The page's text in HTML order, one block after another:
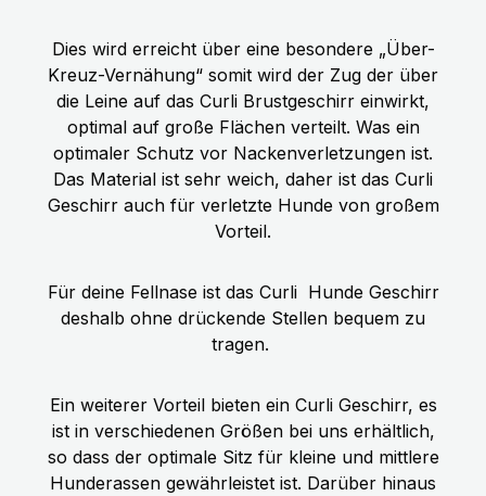
Dies wird erreicht über eine besondere „Über-
Kreuz-Vernähung“ somit wird der Zug der über
die Leine auf das Curli Brustgeschirr einwirkt,
optimal auf große Flächen verteilt. Was ein
optimaler Schutz vor Nackenverletzungen ist.
Das Material ist sehr weich, daher ist das Curli
Geschirr auch für verletzte Hunde von großem
Vorteil.
Für deine Fellnase ist das Curli Hunde Geschirr
deshalb ohne drückende Stellen bequem zu
tragen.
Ein weiterer Vorteil bieten ein Curli Geschirr, es
ist in verschiedenen Größen bei uns erhältlich,
so dass der optimale Sitz für kleine und mittlere
Hunderassen gewährleistet ist. Darüber hinaus